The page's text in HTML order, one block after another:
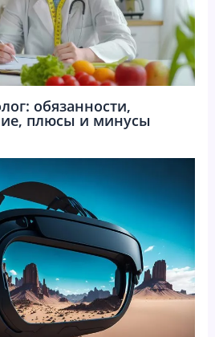
обязанности,
плюсы и минусы